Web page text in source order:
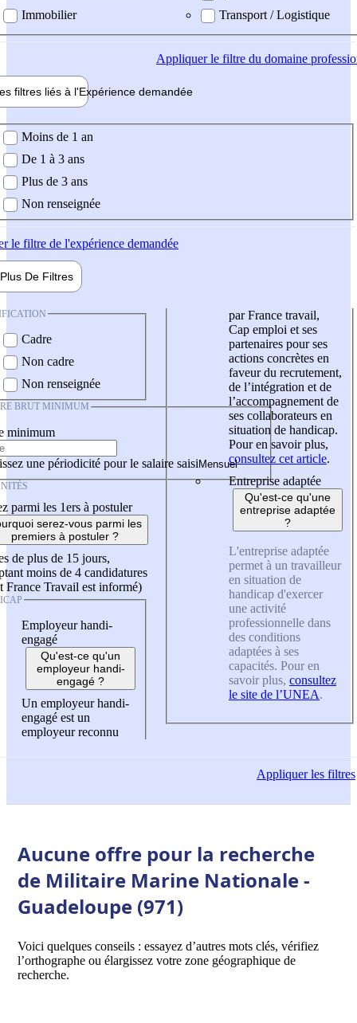
Immobilier
Transport / Logistique
Appliquerle filtre du domaine
filtres liés à l'Expérience demandée
demandée
Moins de 1 an
De 1 à 3 ans
Plus de 3 ans
Non renseignée
le filtre de l'expérience demandée
Plus De Filtres
Cadre
Non cadre
Non renseignée
BRUT MINIMUM
minimum
une périodicité pour le salaire saisi
parmi les 1ers à postuler
serez-vous parmi les
premiers à postuler ?
de plus de 15 jours,
moins de 4 candidatures
France Travail est informé)
Employeur handi-
engagé
Qu'est-ce qu'un
employeur handi-
engagé ?
Un employeur handi-
engagé est un
employeur reconnu
par France travail,
Cap emploi et ses
partenaires pour ses
actions concrètes en
faveur du recrutement,
de l’intégration et de
l’accompagnement de
ses collaborateurs en
situation de handicap.
Pour en savoir plus,
consultez cet article.
Entreprise adaptée
Qu'est-ce qu'une
entreprise adaptée
?
L'entreprise adaptée
permet à un travailleur
en situation de
handicap d'exercer
une activité
professionnelle dans
des conditions
adaptées à ses
capacités. Pour en
savoir plus, consultez
le site de l’UNEA.
Appliquerles filtres
Aucune offre pour la recherche
de Militaire Marine Nationale -
Guadeloupe (971)
Voici quelques conseils : essayez d’autres mots clés, vérifiez
l’orthographe ou élargissez votre zone géographique de
recherche.